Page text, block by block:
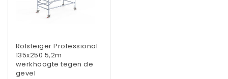
Rolsteiger Professional
135x250 5,2m
werkhoogte tegen de
gevel